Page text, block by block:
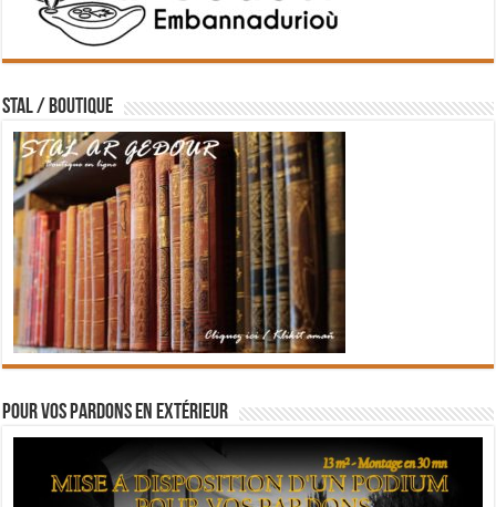
STAL / BOUTIQUE
Pour vos pardons en extérieur